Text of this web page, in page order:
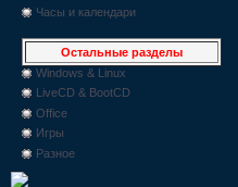
Часы и календари
Остальные разделы
Windows & Linux
LiveCD & BootCD
Office
Игры
Разное